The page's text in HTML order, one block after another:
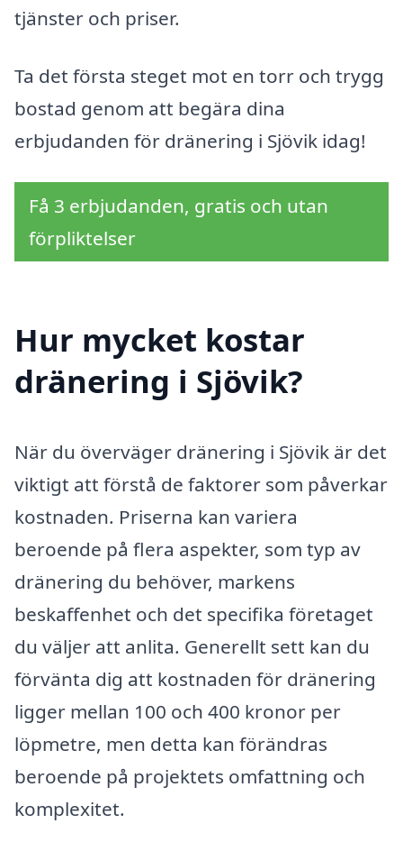
tjänster och priser.
Ta det första steget mot en torr och trygg
bostad genom att begära dina
erbjudanden för dränering i Sjövik idag!
Få 3 erbjudanden, gratis och utan
förpliktelser
Hur mycket kostar
dränering i Sjövik?
När du överväger dränering i Sjövik är det
viktigt att förstå de faktorer som påverkar
kostnaden. Priserna kan variera
beroende på flera aspekter, som typ av
dränering du behöver, markens
beskaffenhet och det specifika företaget
du väljer att anlita. Generellt sett kan du
förvänta dig att kostnaden för dränering
ligger mellan 100 och 400 kronor per
löpmetre, men detta kan förändras
beroende på projektets omfattning och
komplexitet.